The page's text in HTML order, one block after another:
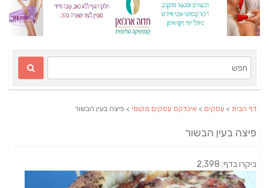
דף הבית > עסקים > אינדקס עסקים מקומי > פיצה בעין הבשור
פיצה בעין הבשור
ביקרו בדף: 2,398